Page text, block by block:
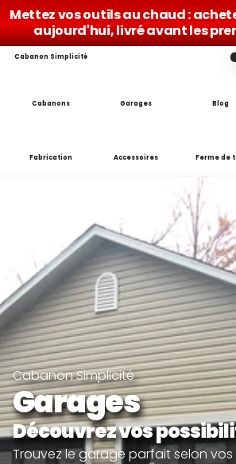
Mettez vos outils au chaud :
aujourd'hui, livré avant les
Cabanon Simplicité
Cabanons Garages Blog
Fabrication Accessoires Ferme de
Cabanon Simplicité
Garages
Découvrez vos
Trouvez le garage parfait selon vos